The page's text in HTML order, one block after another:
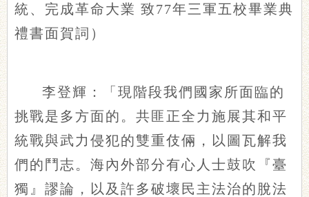
統、完成革命大業 致77年三軍五校畢業典
禮書面賀詞）
李登輝：「現階段我們國家所面臨的
挑戰是多方面的。共匪正全力施展其和平
統戰與武力侵犯的雙重伎倆，以圖瓦解我
們的鬥志。海內外部分有心人士鼓吹『臺
獨』謬論，以及許多破壞民主法治的脫法